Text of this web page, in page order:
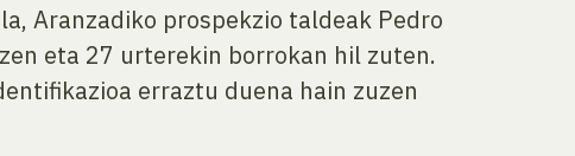
Aranzadiko prospekzio taldeak Pedro
eta 27 urterekin borrokan hil zuten.
erraztu duena hain zuzen